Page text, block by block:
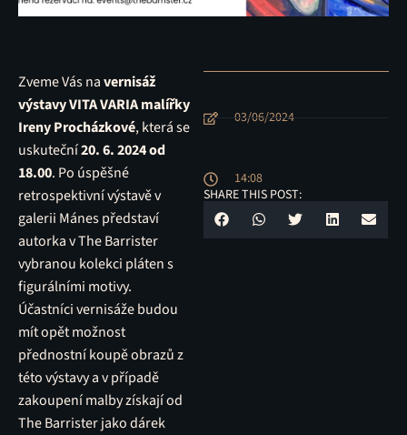
03/06/2024
14:08
SHARE THIS POST:
Zveme Vás navernisáž
výstavy VITA VARIA malířky
Ireny Procházkové, která se
uskuteční20. 6. 2024 od
18.00. Po úspěšné
retrospektivní výstavě v
galerii Mánes představí
autorka v The Barrister
vybranou kolekci pláten s
figurálními motivy.
Účastníci vernisáže budou
mít opět možnost
přednostní koupě obrazů z
této výstavy a v případě
zakoupení malby získají od
The Barrister jako dárek